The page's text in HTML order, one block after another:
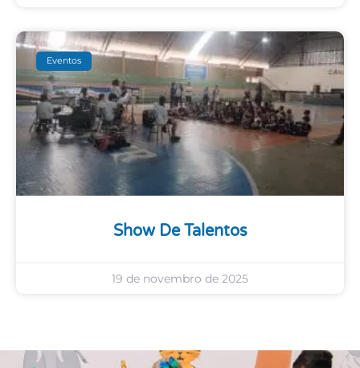
Eventos
Show De Talentos
19 de novembro de 2025